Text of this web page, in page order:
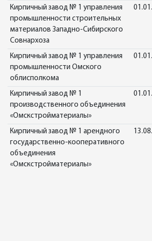
Кирпичный завод № 1 управления
промышленности строительных
материалов Западно-Сибирского
Совнархоза
Кирпичный завод № 1 управления
промышленности Омского
облисполкома
Кирпичный завод № 1
производственного объединения
«Омскстройматериалы»
Кирпичный завод № 1 арендного
государственно-кооперативного
объединения
«Омскстройматериалы»